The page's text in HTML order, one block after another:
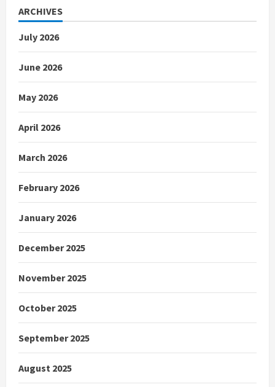
ARCHIVES
July 2026
June 2026
May 2026
April 2026
March 2026
February 2026
January 2026
December 2025
November 2025
October 2025
September 2025
August 2025